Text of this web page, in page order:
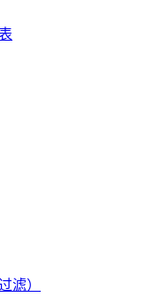
滤）